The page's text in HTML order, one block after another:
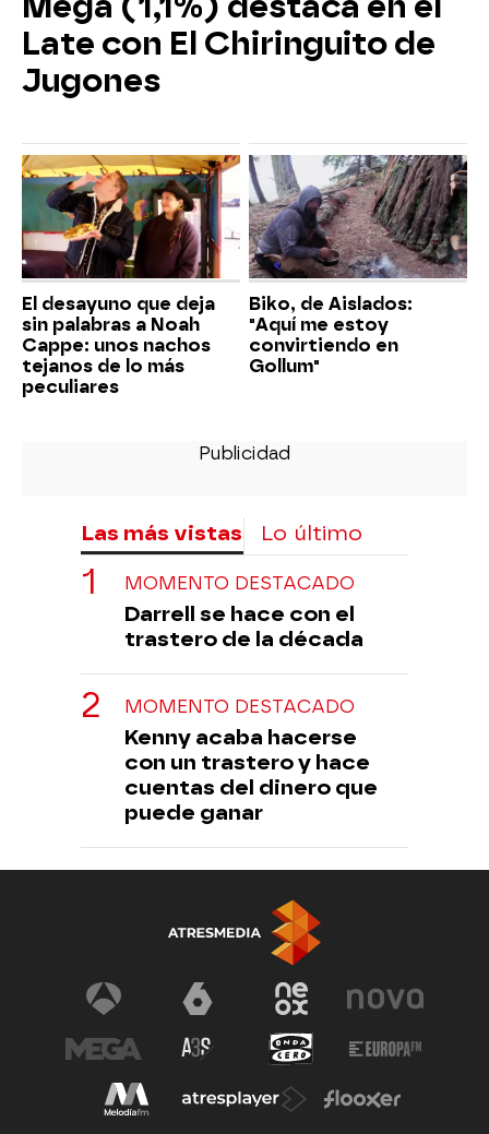
Late con El Chiringuito de
Jugones
El desayuno que deja
sin palabras a Noah
Cappe: unos nachos
tejanos de lo más
peculiares
Biko, de Aislados:
"Aquí me estoy
convirtiendo en
Gollum"
Las más vistas Lo último
MOMENTO DESTACADO
Darrell se hace con el
trastero de la década
MOMENTO DESTACADO
Kenny acaba hacerse
con un trastero y hace
cuentas del dinero que
puede ganar